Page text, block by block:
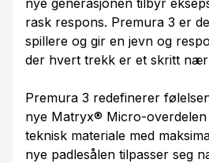
rask respons. Premura 3 er
spillere og gir en jevn og
der hvert trekk er et skritt
Premura 3 redefinerer
nye Matryx® Micro-
teknisk materiale med
nye padlesålen tilpasser seg